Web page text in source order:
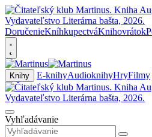
DoručenieKníhkupectváKnihovrátok
Knihy E-knihyAudioknihyHryFilmy
Vyhľadávanie